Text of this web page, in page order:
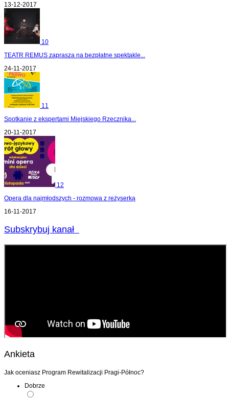
13-12-2017
10
TEATR REMUS zaprasza na bezpłatne spektakle...
24-11-2017
11
Spotkanie z ekspertami Miejskiego Rzecznika...
20-11-2017
12
Opera dla najmłodszych - rozmowa z reżyserką
16-11-2017
Subskrybuj kanał
Ankieta
Jak oceniasz Program Rewitalizacji Pragi-Północ?
Dobrze